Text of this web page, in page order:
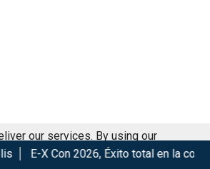
Éxito total en la convención. Los
our services. By using our
to our use of cookies.
Got it